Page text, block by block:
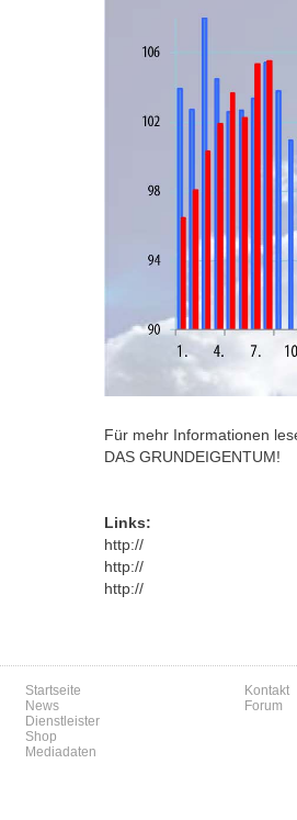
Für mehr Informationen
DAS GRUNDEIGENTUM!
Links:
http://
http://
http://
Startseite
News
Dienstleister
Shop
Mediadaten
Kontakt
Forum